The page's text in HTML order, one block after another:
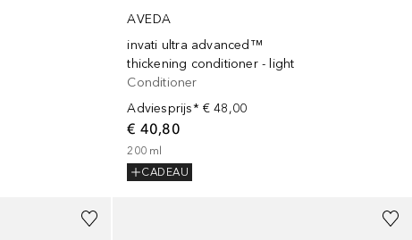
AVEDA
invati ultra advanced™
thickening conditioner - light
Conditioner
Adviesprijs* € 48,00
€ 40,80
200 ml
CADEAU